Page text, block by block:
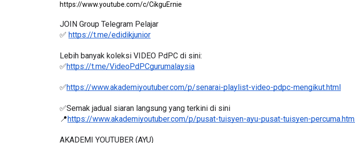
https://www.youtube.com/c/CikguErnie
JOIN Group Telegram Pelajar
✅ https://t.me/edidikjunior
Lebih banyak koleksi VIDEO PdPC di sini:
✅https://t.me/VideoPdPCgurumalaysia
✅https://www.akademiyoutuber.com/p/senarai-playlist-video-pdpc-mengikut.html
✅Semak jadual siaran langsung yang terkini di sini
📍 https://www.akademiyoutuber.com/p/pusat-tuisyen-ayu-pusat-tuisyen-percuma.html
AKADEMI YOUTUBER (AYU)